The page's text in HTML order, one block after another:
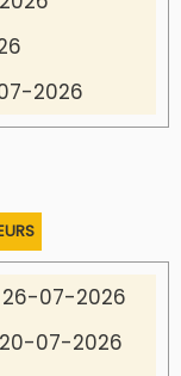
2026
26-07-2026
07-2026